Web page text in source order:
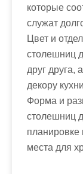
которые
служат
Цвет и
столешниц
друг друга,
декору
Форма и
столешниц
планировке
места для